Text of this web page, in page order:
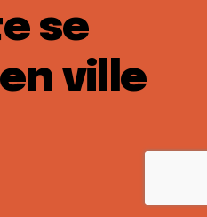
se
ville